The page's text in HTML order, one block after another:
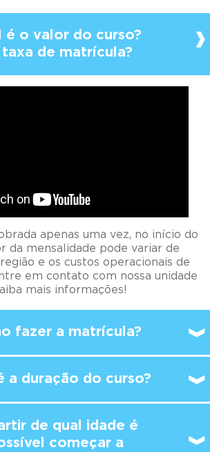
é o valor do curso?
taxa de matrícula?
apenas uma vez, no início do
da mensalidade pode variar de
e os custos operacionais de
em contato com nossa unidade
mais informações!
fazer a matrícula?
a duração do curso?
de qual idade é
começar a